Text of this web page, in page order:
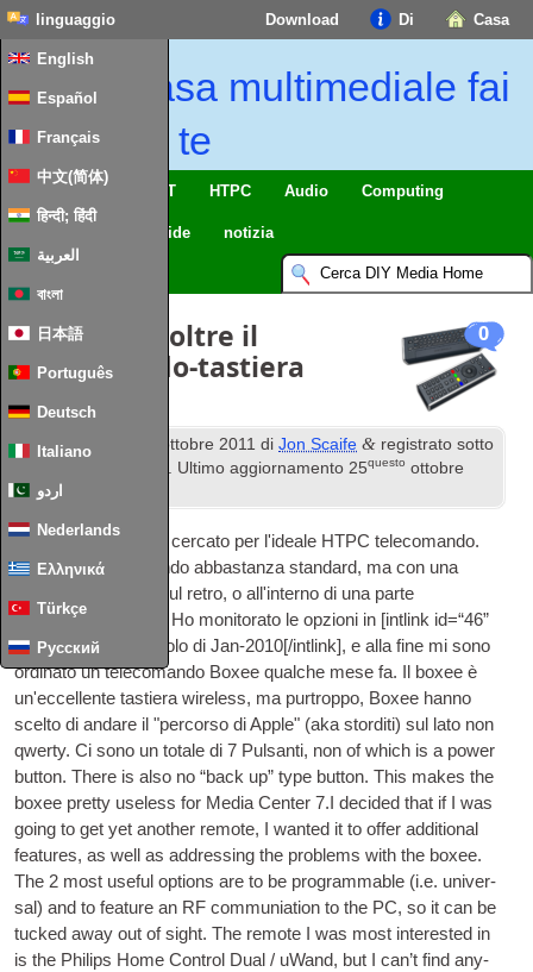
Casa
Di
Download
linguaggio
English
Español
Français
中文(简体)
हिन्दी; हिंदी
العربية
বাংলা
日本語
Português
Deutsch
Italiano
اردو
Nederlands
Ελληνικά
Türkçe
Русский
Casa multimediale fai
da te
Casa intelligente & IoT HTPC Audio Computing
Guide notizia
0
Guardando oltre il
telecomando-tastiera
Boxee
Pubblicato ottobre 2011 diJon Scaife & registrato sotto
. Ultimo aggiornamento25questo ottobre
2011.
Per molto tempo ho cercato per l'ideale HTPC telecomando.
Voglio un telecomando abbastanza standard, ma con una
tastiera QWERTY sul retro, o all'interno di una parte
ribaltabile/scorribile. Ho monitorato le opzioni in [int­link id=“46”
type=“post”
]un articolo di Jan-2010[/intlink], e alla fine mi sono
ordinato un telecomando Boxee qualche mese fa. Il boxee è
un'eccellente tastiera wireless, ma purtroppo, Boxee hanno
scelto di andare il "percorso di Apple" (aka storditi) sul lato non
qwerty. Ci sono un totale di 7 Pulsanti, non of which is a power
but­ton. There is also no “back up” type but­ton. This makes the
boxee pretty use­less for Media Cen­ter 7. I decided that if I was
going to get yet anoth­er remote,
I wanted it to offer addi­tion­al
fea­tures,as well as address­ing the prob­lems with the boxee.
The 2 most use­ful options are to be pro­gram­mable (i.e. uni­ver­
sal)and to fea­ture an RF com­muni­ation to the PC,so it can be
tucked away out of sight. The remote I was most inter­ested in
is the Philips Home Con­trol Dual / uWand, but I can­’t find any­